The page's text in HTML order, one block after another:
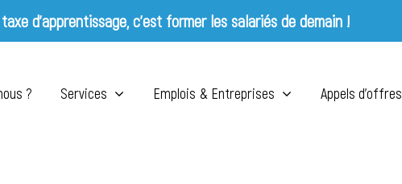
d’apprentissage, c’est former les salariés de demain !
? Services Emplois & Entreprises Appels d’offres